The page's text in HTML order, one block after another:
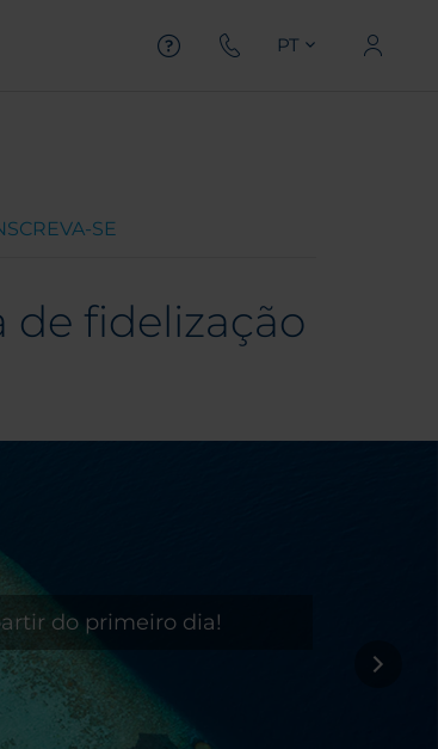
PT
SE
de fidelização
do primeiro dia!